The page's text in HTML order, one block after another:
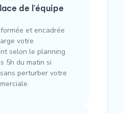
de l'équipe
et encadrée
votre
selon le planning
5h du matin si
perturber votre